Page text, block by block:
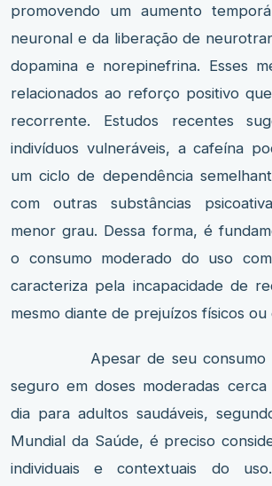
promovendo um aumento
neuronal e da liberação de
dopamina e norepinefrina. Esses
relacionados ao reforço positivo
recorrente. Estudos recentes
indivíduos vulneráveis, a cafeína
um ciclo de dependência
com outras substâncias
menor grau. Dessa forma, é
o consumo moderado do uso
caracteriza pela incapacidade de
mesmo diante de prejuízos físicos ou
Apesar de seu consumo
seguro em doses moderadas
dia para adultos saudáveis,
Mundial da Saúde, é preciso
individuais e contextuais do